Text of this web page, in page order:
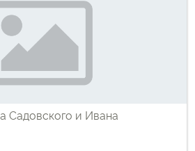
Садовского и Ивана